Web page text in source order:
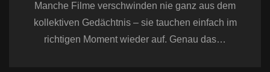
Manche Filme verschwinden nie ganz aus dem
kollektiven Gedächtnis – sie tauchen einfach im
richtigen Moment wieder auf. Genau das…